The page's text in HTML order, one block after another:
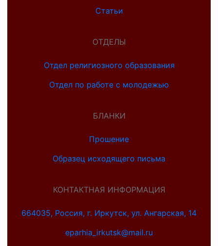
Статьи
ОТДЕЛЫ
Отдел религиозного образования
Отдел по работе с молодежью
БЛАНКИ
Прошение
Образец исходящего письма
КОНТАКТНАЯ ИНФОРМАЦИЯ
664035, Россия, г. Иркутск, ул. Ангарская, 14
eparhia_irkutsk@mail.ru